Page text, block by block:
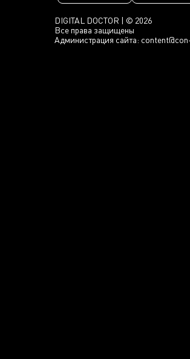
DIGITAL DOCTOR | © 2026
Все права защищены
Администрация сайта: